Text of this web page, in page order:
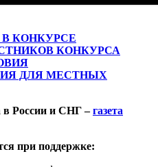
КОНКУРСЕ
КОНКУРСА
ДЛЯ МЕСТНЫХ
России и СНГ – газета
при поддержке: